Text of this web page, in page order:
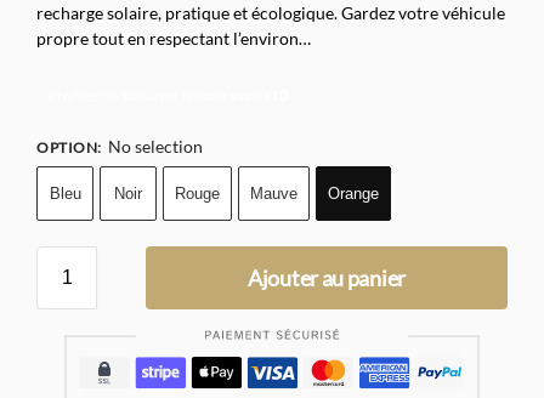
recharge solaire, pratique et écologique. Gardez votre véhicule
propre tout en respectant l’environ…
OPTION: No selection
Bleu Noir Rouge Mauve Orange
Ajouter au panier